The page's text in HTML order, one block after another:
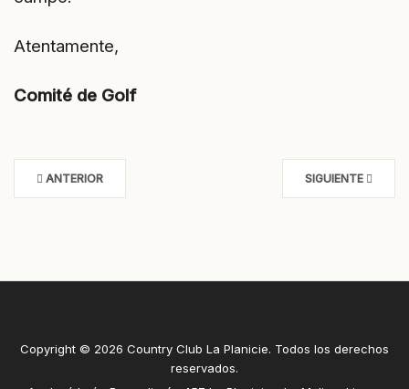
Atentamente,
Comité de Golf
ANTERIOR SIGUIENTE
Copyright © 2026 Country Club La Planicie. Todos los derechos
reservados.